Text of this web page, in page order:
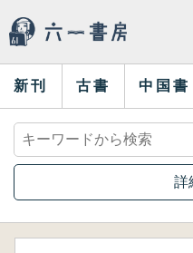
新刊 古書 中国書
詳